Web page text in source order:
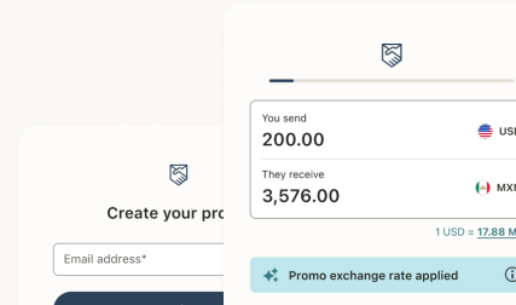
une nouvelle fenêtre)
une nouvelle fenêtre)